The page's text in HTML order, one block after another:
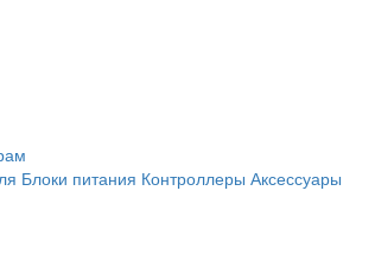
Блоки питания Контроллеры Аксессуары